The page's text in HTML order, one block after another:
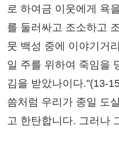
로 하여금 이웃에게 욕
를 둘러싸고 조소하고
뭇 백성 중에 이야기거
일 주를 위하여 죽임을
김을 받았나이다."(13-
씀처럼 우리가 종일 도
고 한탄합니다. 그러나